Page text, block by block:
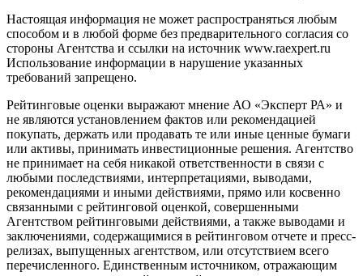
Настоящая информация не может распространяться любым
способом и в любой форме без предварительного согласия со
стороны Агентства и ссылки на источник www.raexpert.ru
Использование информации в нарушение указанных
требований запрещено.
Рейтинговые оценки выражают мнение АО «Эксперт РА» и
не являются установлением фактов или рекомендацией
покупать, держать или продавать те или иные ценные бумаги
или активы, принимать инвестиционные решения. Агентство
не принимает на себя никакой ответственности в связи с
любыми последствиями, интерпретациями, выводами,
рекомендациями и иными действиями, прямо или косвенно
связанными с рейтинговой оценкой, совершенными
Агентством рейтинговыми действиями, а также выводами и
заключениями, содержащимися в рейтинговом отчете и пресс-
релизах, выпущенных агентством, или отсутствием всего
перечисленного. Единственным источником, отражающим